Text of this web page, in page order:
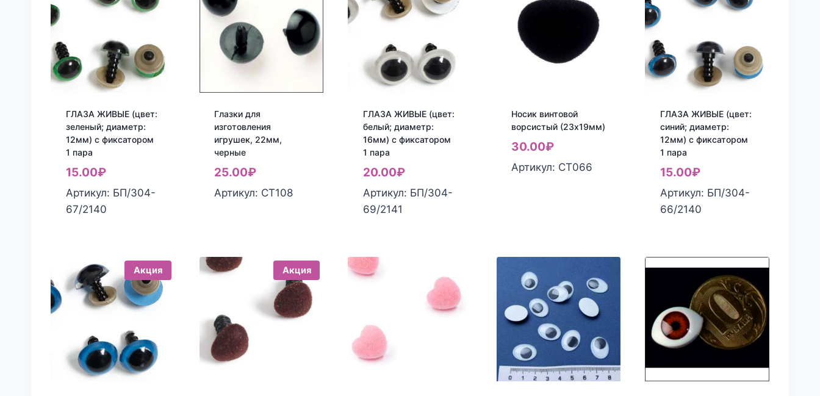
ГЛАЗА ЖИВЫЕ (цвет:
зеленый; диаметр:
12мм) с фиксатором
1 пара
15.00₽
Артикул: БП/304-
67/2140
Глазки для
изготовления
игрушек, 22мм,
черные
25.00₽
Артикул: СТ108
ГЛАЗА ЖИВЫЕ (цвет:
белый; диаметр:
16мм) с фиксатором
1 пара
20.00₽
Артикул: БП/304-
69/2141
Носик винтовой
ворсистый (23х19мм)
30.00₽
Артикул: СТ066
ГЛАЗА ЖИВЫЕ (цвет:
синий; диаметр:
12мм) с фиксатором
1 пара
15.00₽
Артикул: БП/304-
66/2140
Акция Акция